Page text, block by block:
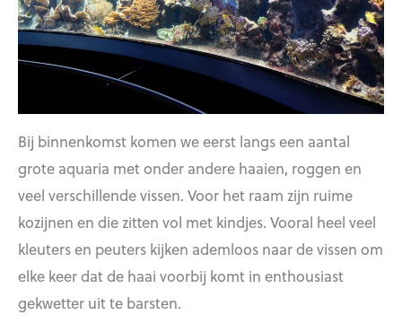
Bij binnenkomst komen we eerst langs een aantal
grote aquaria met onder andere haaien, roggen en
veel verschillende vissen. Voor het raam zijn ruime
kozijnen en die zitten vol met kindjes. Vooral heel veel
kleuters en peuters kijken ademloos naar de vissen om
elke keer dat de haai voorbij komt in enthousiast
gekwetter uit te barsten.